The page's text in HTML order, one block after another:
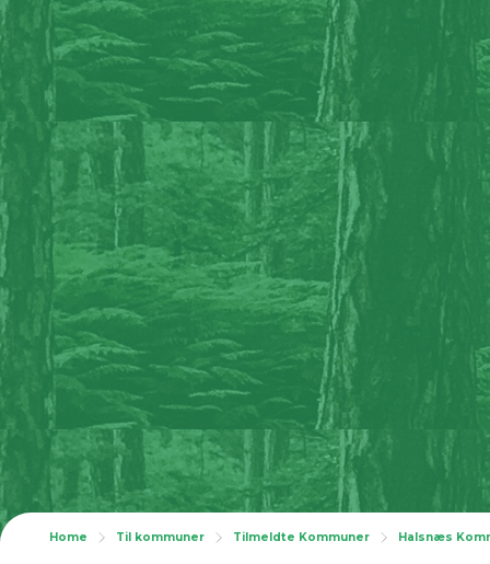
Home Til kommuner Tilmeldte Kommuner Halsnæs